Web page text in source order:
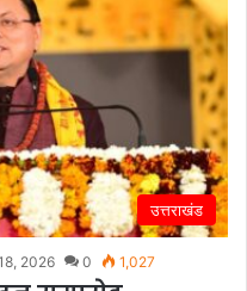
उत्तराखंड
2026 0 1,027